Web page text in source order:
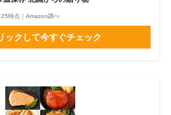
時点｜Amazon調べ
ックして今すぐチェック